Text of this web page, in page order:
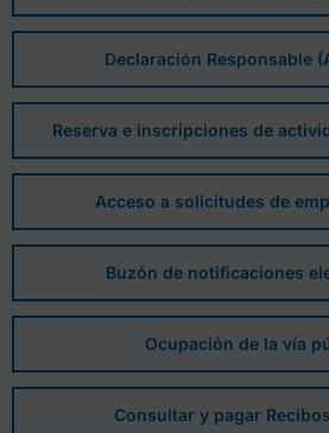
Declaración Responsable
Reserva e inscripciones de
Acceso a solicitudes de
Buzón de notificaciones
Ocupación de la vía
Consultar y pagar Recibos